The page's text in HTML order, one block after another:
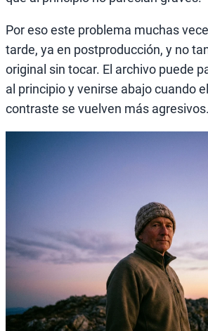
Por eso este problema muchas
tarde, ya en postproducción, y no
original sin tocar. El archivo puede
al principio y venirse abajo cuando
contraste se vuelven más agresivos.